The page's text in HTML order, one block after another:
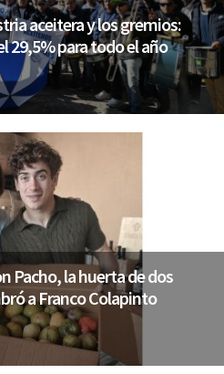
aceitera y los gremios:
29,5% para todo el año
Pacho, la huerta de dos
a Franco Colapinto